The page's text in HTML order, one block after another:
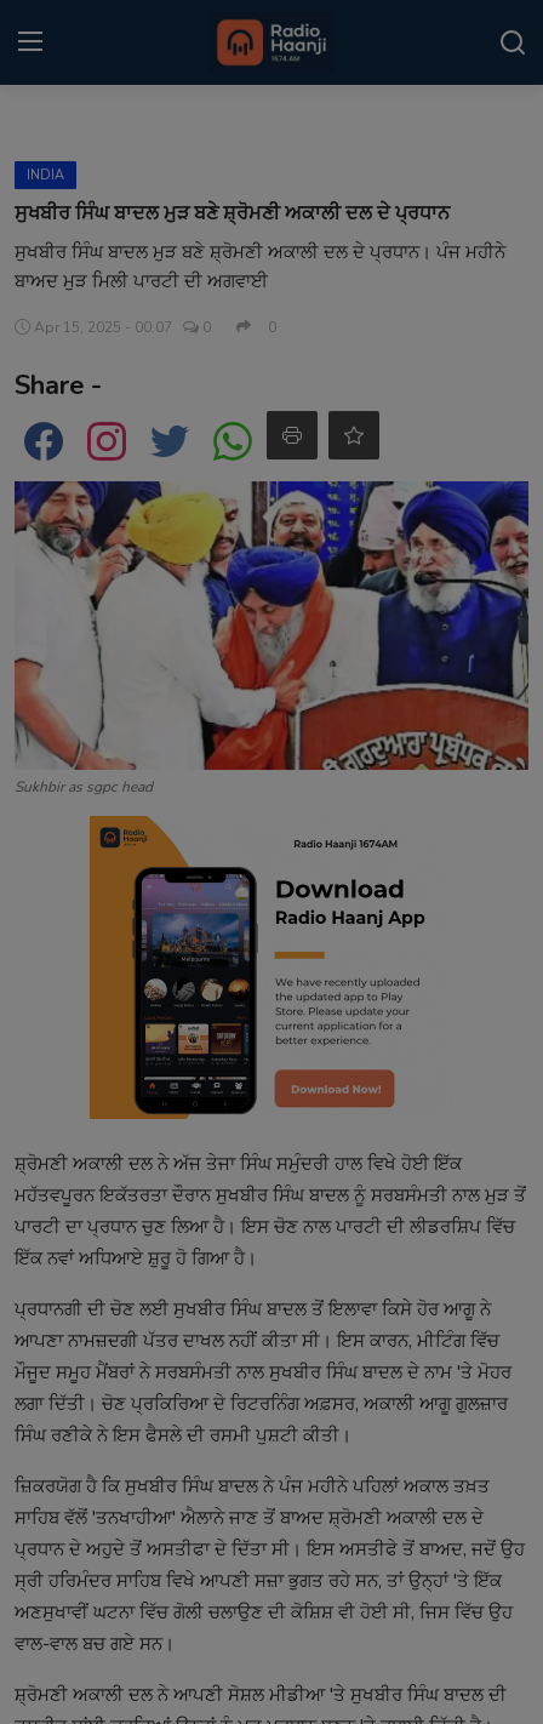
Home
Punjabi Podcast
Sponsors
Matrimonial
Event
Contact
INDIA
ਸੁਖਬੀਰ ਸਿੰਘ ਬਾਦਲ ਮੁੜ ਬਣੇ ਸ਼੍ਰੋਮਣੀ ਅਕਾਲੀ ਦਲ ਦੇ ਪ੍ਰਧਾਨ
ਸੁਖਬੀਰ ਸਿੰਘ ਬਾਦਲ ਮੁੜ ਬਣੇ ਸ਼੍ਰੋਮਣੀ ਅਕਾਲੀ ਦਲ ਦੇ ਪ੍ਰਧਾਨ। ਪੰਜ ਮਹੀਨੇ
ਬਾਅਦ ਮੁੜ ਮਿਲੀ ਪਾਰਟੀ ਦੀ ਅਗਵਾਈ
Apr 15, 2025 - 00:07 0 0
Share -
Sukhbir as sgpc head
ਸ਼੍ਰੋਮਣੀ ਅਕਾਲੀ ਦਲ ਨੇ ਅੱਜ ਤੇਜਾ ਸਿੰਘ ਸਮੁੰਦਰੀ ਹਾਲ ਵਿਖੇ ਹੋਈ ਇੱਕ
ਮਹੱਤਵਪੂਰਨ ਇਕੱਤਰਤਾ ਦੌਰਾਨ ਸੁਖਬੀਰ ਸਿੰਘ ਬਾਦਲ ਨੂੰ ਸਰਬਸੰਮਤੀ ਨਾਲ ਮੁੜ ਤੋਂ
ਪਾਰਟੀ ਦਾ ਪ੍ਰਧਾਨ ਚੁਣ ਲਿਆ ਹੈ। ਇਸ ਚੋਣ ਨਾਲ ਪਾਰਟੀ ਦੀ ਲੀਡਰਸ਼ਿਪ ਵਿੱਚ
ਇੱਕ ਨਵਾਂ ਅਧਿਆਏ ਸ਼ੁਰੂ ਹੋ ਗਿਆ ਹੈ।
ਪ੍ਰਧਾਨਗੀ ਦੀ ਚੋਣ ਲਈ ਸੁਖਬੀਰ ਸਿੰਘ ਬਾਦਲ ਤੋਂ ਇਲਾਵਾ ਕਿਸੇ ਹੋਰ ਆਗੂ ਨੇ
ਆਪਣਾ ਨਾਮਜ਼ਦਗੀ ਪੱਤਰ ਦਾਖਲ ਨਹੀਂ ਕੀਤਾ ਸੀ। ਇਸ ਕਾਰਨ, ਮੀਟਿੰਗ ਵਿੱਚ
ਮੌਜੂਦ ਸਮੂਹ ਮੈਂਬਰਾਂ ਨੇ ਸਰਬਸੰਮਤੀ ਨਾਲ ਸੁਖਬੀਰ ਸਿੰਘ ਬਾਦਲ ਦੇ ਨਾਮ 'ਤੇ ਮੋਹਰ
ਲਗਾ ਦਿੱਤੀ। ਚੋਣ ਪ੍ਰਕਿਰਿਆ ਦੇ ਰਿਟਰਨਿੰਗ ਅਫ਼ਸਰ, ਅਕਾਲੀ ਆਗੂ ਗੁਲਜ਼ਾਰ
ਸਿੰਘ ਰਣੀਕੇ ਨੇ ਇਸ ਫੈਸਲੇ ਦੀ ਰਸਮੀ ਪੁਸ਼ਟੀ ਕੀਤੀ।
ਜ਼ਿਕਰਯੋਗ ਹੈ ਕਿ ਸੁਖਬੀਰ ਸਿੰਘ ਬਾਦਲ ਨੇ ਪੰਜ ਮਹੀਨੇ ਪਹਿਲਾਂ ਅਕਾਲ ਤਖ਼ਤ
ਸਾਹਿਬ ਵੱਲੋਂ 'ਤਨਖਾਹੀਆ' ਐਲਾਨੇ ਜਾਣ ਤੋਂ ਬਾਅਦ ਸ਼੍ਰੋਮਣੀ ਅਕਾਲੀ ਦਲ ਦੇ
ਪ੍ਰਧਾਨ ਦੇ ਅਹੁਦੇ ਤੋਂ ਅਸਤੀਫਾ ਦੇ ਦਿੱਤਾ ਸੀ। ਇਸ ਅਸਤੀਫੇ ਤੋਂ ਬਾਅਦ, ਜਦੋਂ ਉਹ
ਸ੍ਰੀ ਹਰਿਮੰਦਰ ਸਾਹਿਬ ਵਿਖੇ ਆਪਣੀ ਸਜ਼ਾ ਭੁਗਤ ਰਹੇ ਸਨ, ਤਾਂ ਉਨ੍ਹਾਂ 'ਤੇ ਇੱਕ
ਅਣਸੁਖਾਵੀਂ ਘਟਨਾ ਵਿੱਚ ਗੋਲੀ ਚਲਾਉਣ ਦੀ ਕੋਸ਼ਿਸ਼ ਵੀ ਹੋਈ ਸੀ, ਜਿਸ ਵਿੱਚ ਉਹ
ਵਾਲ-ਵਾਲ ਬਚ ਗਏ ਸਨ।
ਸ਼੍ਰੋਮਣੀ ਅਕਾਲੀ ਦਲ ਨੇ ਆਪਣੀ ਸੋਸ਼ਲ ਮੀਡੀਆ 'ਤੇ ਸੁਖਬੀਰ ਸਿੰਘ ਬਾਦਲ ਦੀ